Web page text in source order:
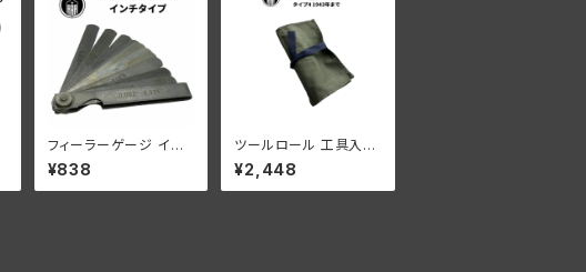
フィーラーゲージ イン
チタイプ 10ブレード 0
02/015 インチ
¥838
ツールロール 工具入れ
アーミー 陸軍 WLC W
LA タイプ4 1943年ま
で ハーレーダビッドソン
¥2,448